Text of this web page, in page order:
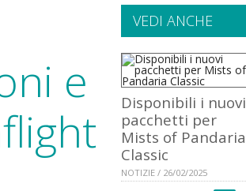
e
VEDI ANCHE
Disponibili i nuovi
pacchetti per
Mists of Pandaria
Classic
NOTIZIE / 26/02/2025